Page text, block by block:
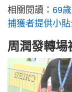
相關閱讀： 69
捕獲者提供小
周潤發轉場